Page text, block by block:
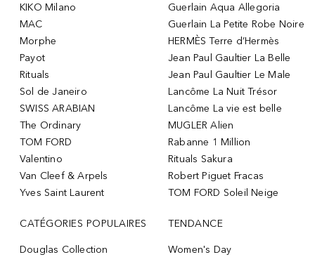
KIKO Milano
MAC
Morphe
Payot
Rituals
Sol de Janeiro
SWISS ARABIAN
The Ordinary
TOM FORD
Valentino
Van Cleef & Arpels
Yves Saint Laurent
Guerlain Aqua Allegoria
Guerlain La Petite Robe Noire
HERMÈS Terre d’Hermès
Jean Paul Gaultier La Belle
Jean Paul Gaultier Le Male
Lancôme La Nuit Trésor
Lancôme La vie est belle
MUGLER Alien
Rabanne 1 Million
Rituals Sakura
Robert Piguet Fracas
TOM FORD Soleil Neige
CATÉGORIES POPULAIRES
Douglas Collection
TENDANCE
Women's Day